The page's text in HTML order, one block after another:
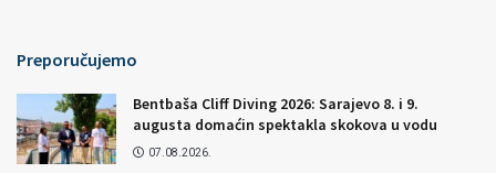
Preporučujemo
Bentbaša Cliff Diving 2026: Sarajevo 8. i 9.
augusta domaćin spektakla skokova u vodu
07.08.2026.